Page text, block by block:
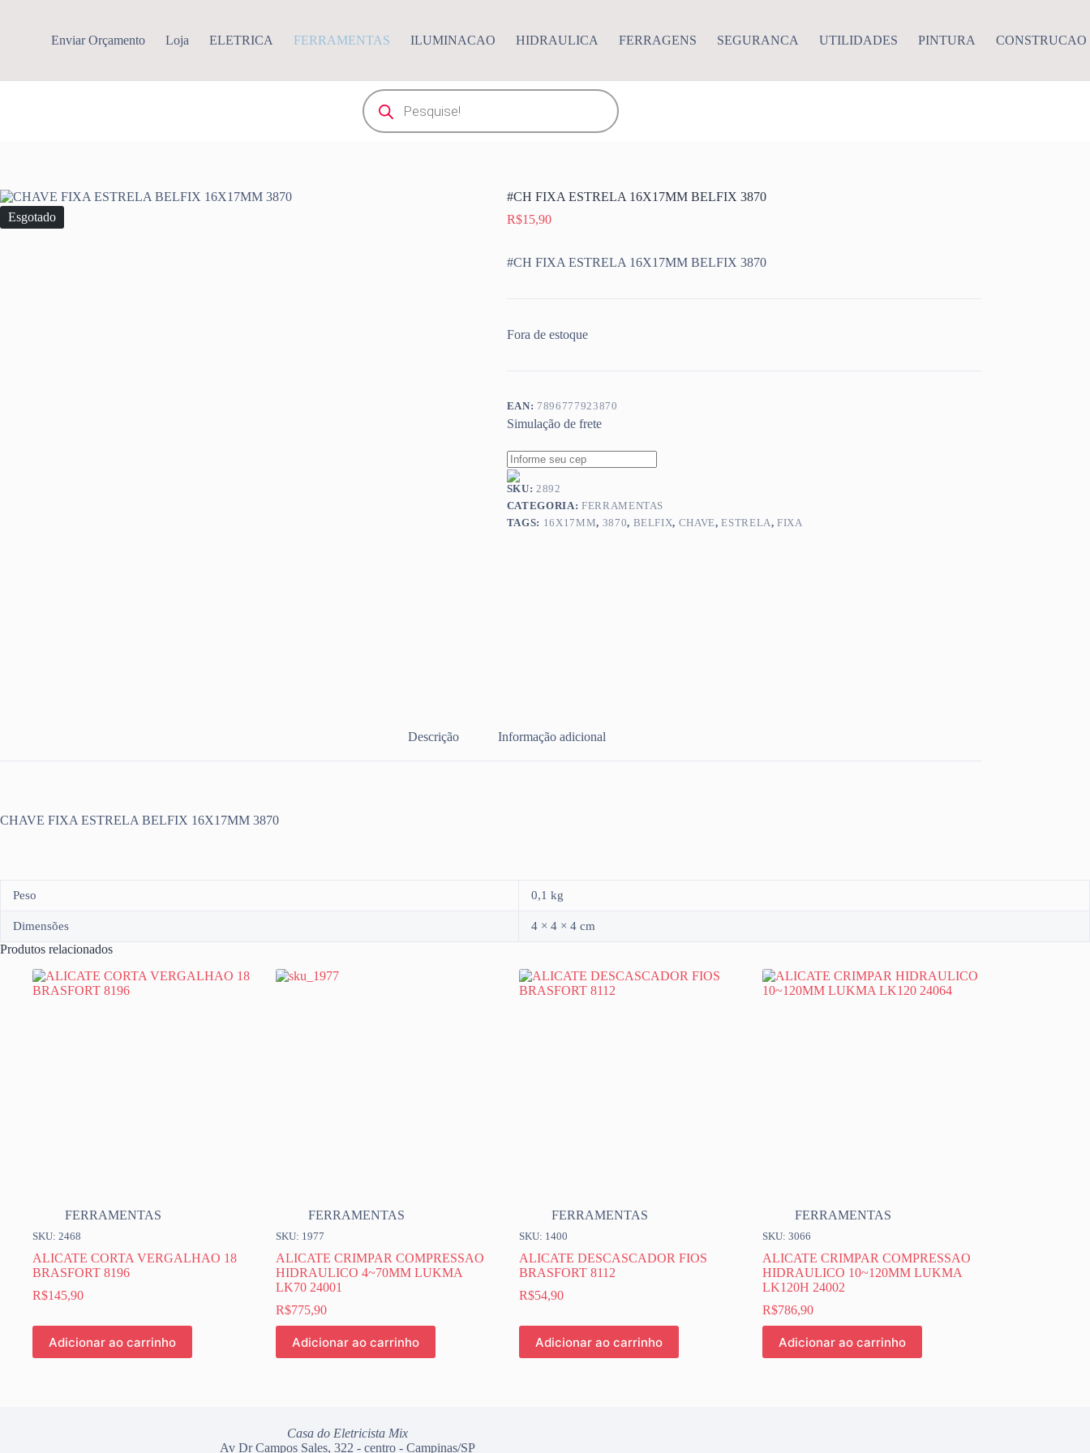
Enviar Orçamento Loja ELETRICA FERRAMENTAS ILUMINACAO HIDRAULICA FERRAGENS SEGURANCA UTILIDADES PINTURA CONSTRUCAO
Pesquisar
produtos
Esgotado
#CH FIXA ESTRELA 16X17MM BELFIX 3870
R$15,90
#CH FIXA ESTRELA 16X17MM BELFIX 3870
Fora de estoque
EAN: 7896777923870
Simulação de frete
SKU:2892
CATEGORIA: FERRAMENTAS
TAGS: 16X17MM, 3870, BELFIX, CHAVE,ESTRELA,FIXA
Descrição Informação adicional
CHAVE FIXA ESTRELA BELFIX 16X17MM 3870
Peso 0,1 kg
Dimensões 4 × 4 × 4 cm
Produtos relacionados
FERRAMENTAS
SKU: 2468
ALICATE CORTA VERGALHAO 18
BRASFORT 8196
R$145,90
Adicionar ao carrinho
FERRAMENTAS
SKU: 1977
ALICATE CRIMPAR COMPRESSAO
HIDRAULICO 4~70MM LUKMA
LK70 24001
R$775,90
Adicionar ao carrinho
FERRAMENTAS
SKU: 1400
ALICATE DESCASCADOR FIOS
BRASFORT 8112
R$54,90
Adicionar ao carrinho
FERRAMENTAS
SKU: 3066
ALICATE CRIMPAR COMPRESSAO
HIDRAULICO 10~120MM LUKMA
LK120H 24002
R$786,90
Adicionar ao carrinho
Casa do Eletricista Mix
Av Dr Campos Sales, 322 - centro - Campinas/SP